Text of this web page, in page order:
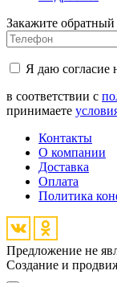
Закажите обратный
Я даю согласие
в соответствии с
принимаете
Контакты
О компании
Доставка
Оплата
Политика
Предложение не
Создание и